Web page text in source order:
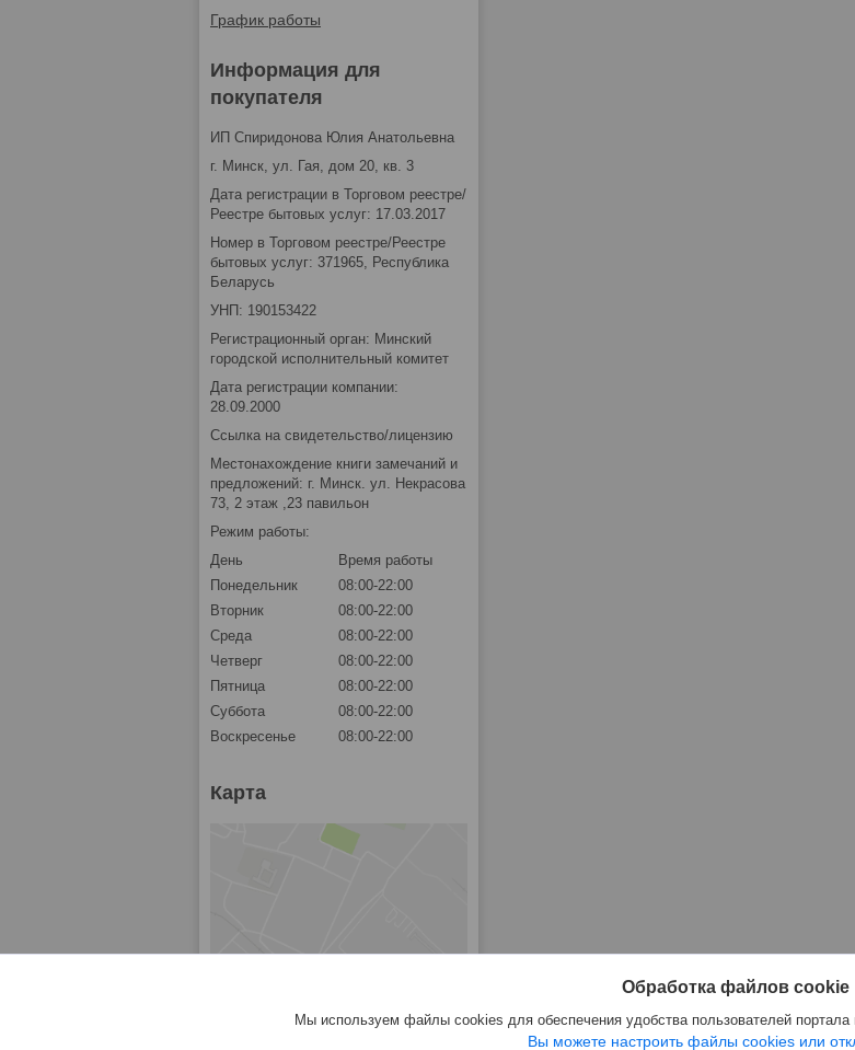
График работы
Информация для
покупателя
ИП Спиридонова Юлия Анатольевна
г. Минск, ул. Гая, дом 20, кв. 3
Дата регистрации в Торговом реестре/
Реестре бытовых услуг: 17.03.2017
Номер в Торговом реестре/Реестре
бытовых услуг: 371965, Республика
Беларусь
УНП: 190153422
Регистрационный орган: Минский
городской исполнительный комитет
Дата регистрации компании:
28.09.2000
Ссылка на свидетельство/лицензию
Местонахождение книги замечаний и
предложений: г. Минск. ул. Некрасова
73, 2 этаж ,23 павильон
Режим работы:
День
Время работы
Понедельник
08:00-22:00
Вторник
08:00-22:00
Среда
08:00-22:00
Четверг
08:00-22:00
Пятница
08:00-22:00
Суббота
08:00-22:00
Воскресенье
08:00-22:00
Карта
Обработка файлов cookie
Мы используем файлы cookies для обеспечения удобства пользователей
Вы можете настроить файлы cookies или